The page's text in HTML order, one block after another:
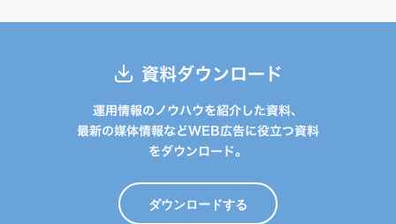
資料ダウンロード
運用情報のノウハウを紹介した資料、
最新の媒体情報などWEB広告に役立つ資料
をダウンロード。
ダウンロードする